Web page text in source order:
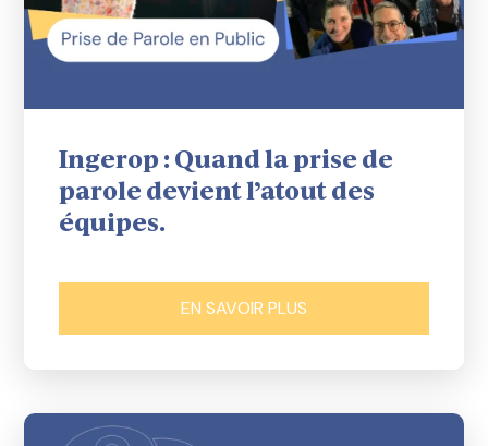
Ingerop : Quand la prise de
parole devient l’atout des
équipes.
EN SAVOIR PLUS